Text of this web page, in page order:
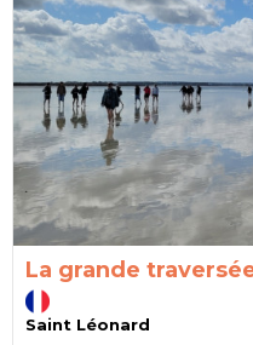
La grande
Saint Léonard